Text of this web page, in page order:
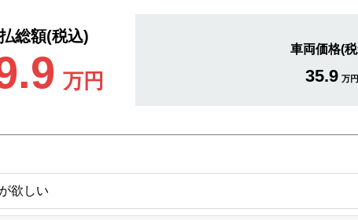
総額(税込)
万円
車両価格(
35.9 万円
欲しい